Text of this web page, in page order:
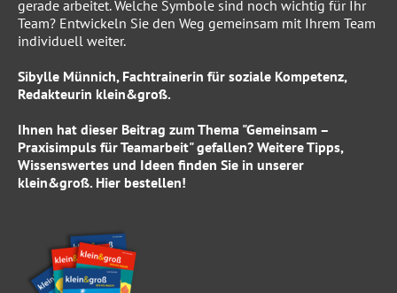
gerade arbeitet. Welche Symbole sind noch wichtig für Ihr
Team? Entwickeln Sie den Weg gemeinsam mit Ihrem Team
individuell weiter.
Sibylle Münnich, Fachtrainerin für soziale Kompetenz,
Redakteurin klein&groß.
Ihnen hat dieser Beitrag zum Thema "Gemeinsam –
Praxisimpuls für Teamarbeit" gefallen? Weitere Tipps,
Wissenswertes und Ideen finden Sie in unserer
klein&groß. Hier bestellen!